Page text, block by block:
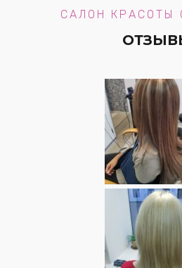
САЛОН КРАСОТЫ